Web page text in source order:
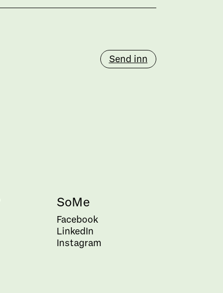
Send inn
SoMe
Facebook
LinkedIn
Instagram